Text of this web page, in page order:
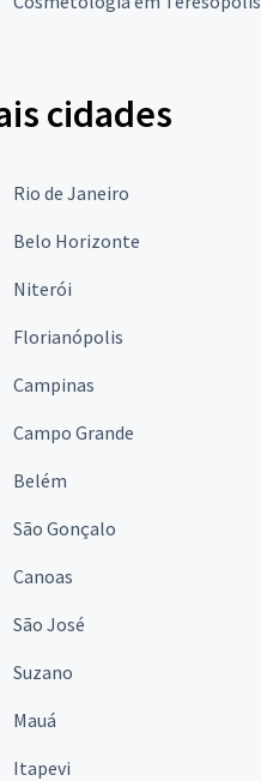
cidades
Rio de Janeiro
Belo Horizonte
Niterói
Florianópolis
Campinas
Campo Grande
Belém
São Gonçalo
Canoas
São José
Suzano
Mauá
Itapevi